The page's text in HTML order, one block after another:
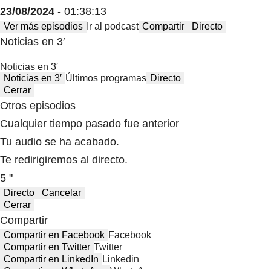
23/08/2024 - 01:38:13
Ver más episodios Ir al podcast Compartir Directo
Noticias en 3′
Noticias en 3′
Noticias en 3′ Últimos programas Directo
Cerrar
Otros episodios
Cualquier tiempo pasado fue anterior
Tu audio se ha acabado.
Te redirigiremos al directo.
5 "
Directo
Cancelar
Cerrar
Compartir
Compartir en Facebook Facebook
Compartir en Twitter Twitter
Compartir en LinkedIn Linkedin